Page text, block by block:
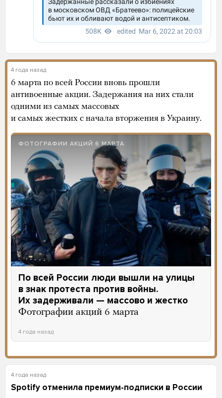
4 года назад
6 марта по всей России вновь прошли
антивоенные акции. Задержания на них стали
одними из самых массовых
и самых жестких с начала вторжения в Украину.
ФОТОГРАФИИ АКЦИЙ 6 МАРТА
По всей России люди вышли на улицы
в знак протеста против войны.
Их задерживали — массово и жестко
Фотографии акций 6 марта
4 года назад
4 года назад
Spotify отменила премиум-подписки в России